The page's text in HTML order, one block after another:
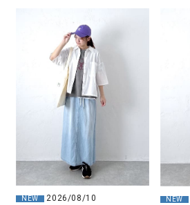
NEW 2026/08/10 NEW